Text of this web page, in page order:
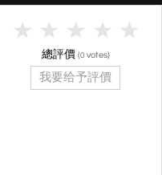
總評價 (0 votes)
我要给予評價